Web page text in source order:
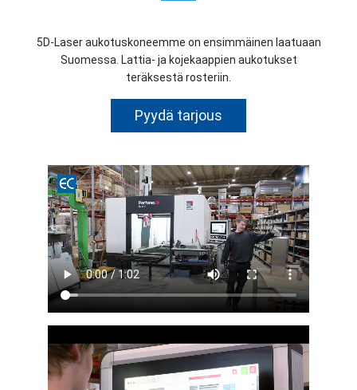
5D-Laser aukotuskoneemme on ensimmäinen laatuaan
Suomessa. Lattia- ja kojekaappien aukotukset
teräksestä rosteriin.
Pyydä tarjous